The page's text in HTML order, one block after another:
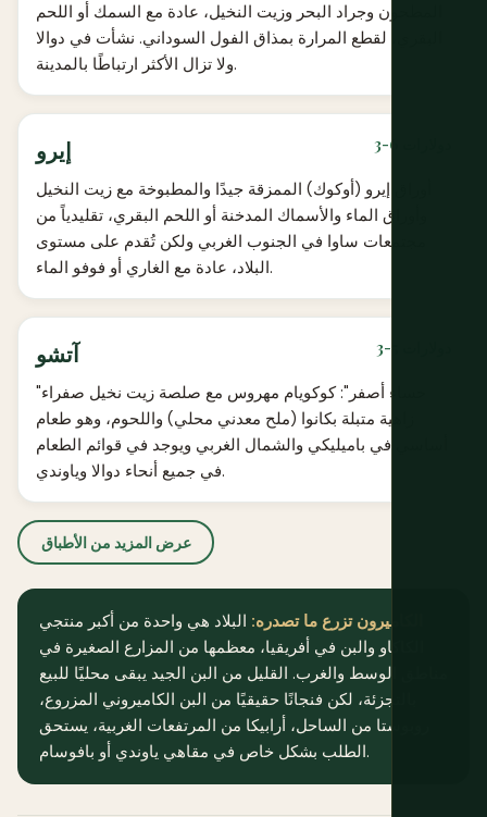
المطحون وجراد البحر وزيت النخيل، عادة مع السمك أو اللحم
البقري، لقطع المرارة بمذاق الفول السوداني. نشأت في دوالا
ولا تزال الأكثر ارتباطًا بالمدينة.
إيرو
أوراق إيرو (أوكوك) الممزقة جيدًا والمطبوخة مع زيت النخيل
وأوراق الماء والأسماك المدخنة أو اللحم البقري، تقليدياً من
مجتمعات ساوا في الجنوب الغربي ولكن تُقدم على مستوى
البلاد، عادة مع الغاري أو فوفو الماء.
آتشو
"حساء أصفر": كوكويام مهروس مع صلصة زيت نخيل صفراء
زاهية متبلة بكانوا (ملح معدني محلي) واللحوم، وهو طعام
أساسي في باميليكي والشمال الغربي ويوجد في قوائم الطعام
في جميع أنحاء دوالا وياوندي.
عرض المزيد من الأطباق
الكاميرون تزرع ما تصدره: البلاد هي واحدة من أكبر منتجي
الكاكاو والبن في أفريقيا، معظمها من المزارع الصغيرة في
مناطق الوسط والغرب. القليل من البن الجيد يبقى محليًا للبيع
بالتجزئة، لكن فنجانًا حقيقيًا من البن الكاميروني المزروع،
روبوستا من الساحل، أرابيكا من المرتفعات الغربية، يستحق
الطلب بشكل خاص في مقاهي ياوندي أو بافوسام.